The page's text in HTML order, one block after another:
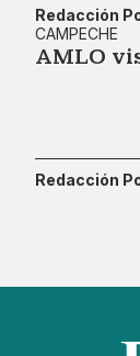
Redacción
CAMPECHE
AMLO
Redacción